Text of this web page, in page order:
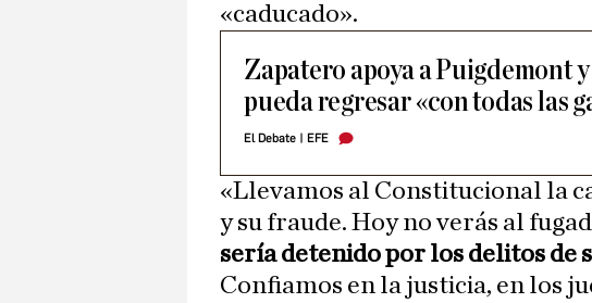
«caducado».
Zapatero apoya a Puigdemont
pueda regresar «con todas las
El Debate EFE
«Llevamos al Constitucional la
y su fraude. Hoy no verás al
sería detenido por los delitos de
Confiamos en la justicia, en los